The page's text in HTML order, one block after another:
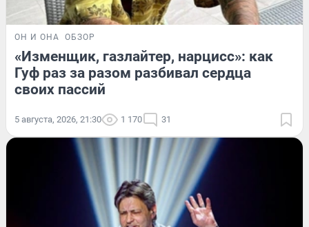
ОН И ОНА ОБЗОР
«Изменщик, газлайтер, нарцисс»: как
Гуф раз за разом разбивал сердца
своих пассий
5 августа, 2026, 21:30 1 170 31